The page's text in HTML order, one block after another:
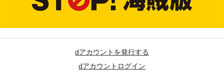
dアカウントを発行する
dアカウントログイン